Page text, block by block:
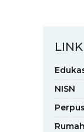
NISN